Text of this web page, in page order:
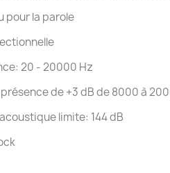
pour la parole
20 - 20000 Hz
de +3 dB de 8000 à
limite: 144 dB